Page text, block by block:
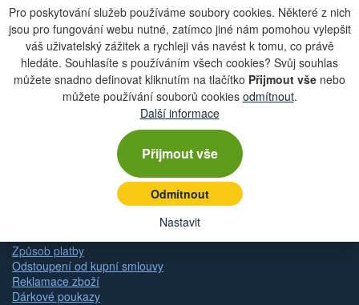
Pro poskytování služeb používáme soubory cookies. Některé z nich
jsou pro fungování webu nutné, zatímco jiné nám pomohou vylepšit
váš uživatelský zážitek a rychleji vás navést k tomu, co právě
hledáte. Souhlasíte s používáním všech cookies? Svůj souhlas
můžete snadno definovat kliknutím na tlačítko Přijmout vše nebo
můžete používání souborů cookies odmítnout.
Další informace
Přijmout vše
Odmítnout
Nastavit
Zobrazit aktuální newsletter
Rychlá navigace
Zásady ochrany osobních údajů (GDPR)
Způsob platby
Odstoupení od kupní smlouvy
Reklamace zboží
Dárkové poukazy